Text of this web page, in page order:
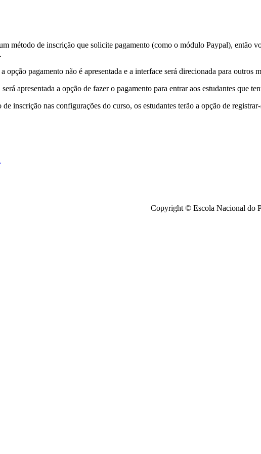
método de inscrição que solicite pagamento (como o módulo Paypal),
opção pagamento não é apresentada e a interface será direcionada para
apresentada a opção de fazer o pagamento para entrar aos estudantes que
inscrição nas configurações do curso, os estudantes terão a opção de
Copyright © Escola Nacional do